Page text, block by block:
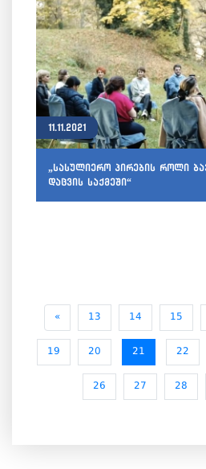
11.11.2021
„სასულიერო პირების როლი
დაცვის საქმეში“
« 13 14 15
19 20 21 22
26 27 28